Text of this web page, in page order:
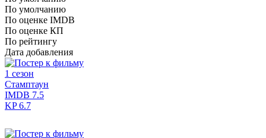
По умолчанию
По оценке IMDB
По оценке КП
По рейтингу
Дата добавления
1 сезон
Стамптаун
IMDB 7.5
KP6.7